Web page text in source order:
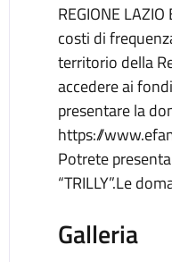
REGIONE
costi di
territorio della
accedere ai
presentare la
https://
Potrete
“TRILLY”.Le
Galleria